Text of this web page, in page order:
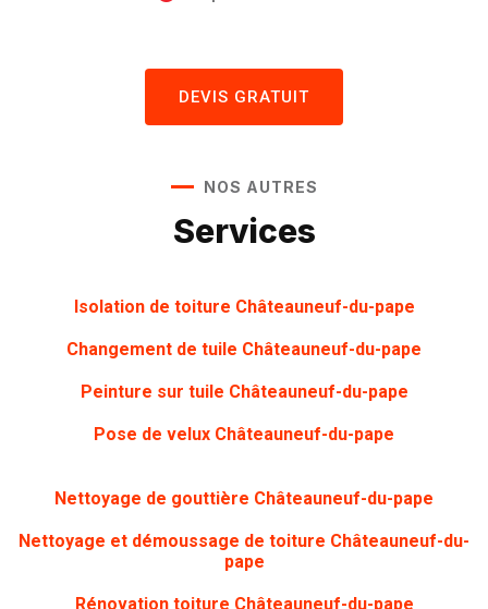
DEVIS GRATUIT
NOS AUTRES
Services
Isolation de toiture Châteauneuf-du-pape
Changement de tuile Châteauneuf-du-pape
Peinture sur tuile Châteauneuf-du-pape
Pose de velux Châteauneuf-du-pape
Nettoyage de gouttière Châteauneuf-du-pape
Nettoyage et démoussage de toiture Châteauneuf-du-
pape
Rénovation toiture Châteauneuf-du-pape